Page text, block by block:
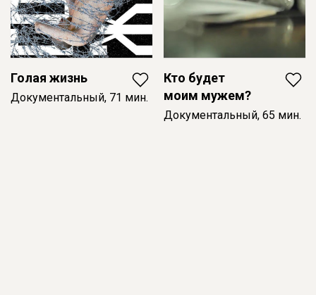
Голая жизнь
Документальный, 71 мин.
Кто будет
моим мужем?
Документальный, 65 мин.